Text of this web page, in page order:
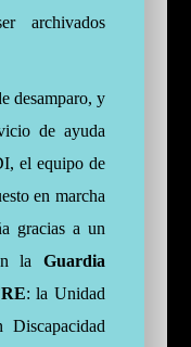
archivados
desamparo, y
de ayuda
el equipo de
en marcha
gracias a un
laGuardia
: la Unidad